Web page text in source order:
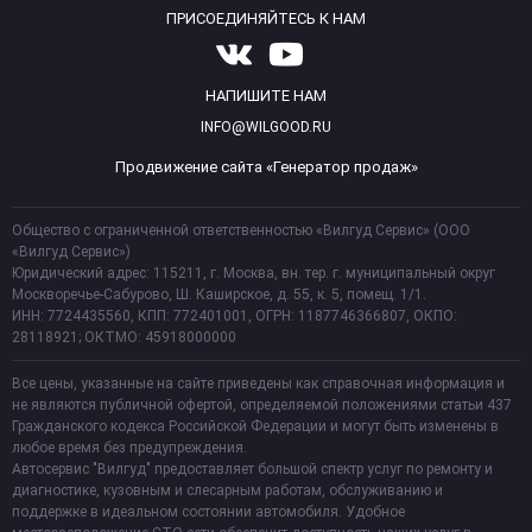
ПРИСОЕДИНЯЙТЕСЬ К НАМ
НАПИШИТЕ НАМ
INFO@WILGOOD.RU
Продвижение сайта «Генератор продаж»
Общество с ограниченной ответственностью «Вилгуд Сервис» (ООО
«Вилгуд Сервис»)
Юридический адрес: 115211, г. Москва, вн. тер. г. муниципальный округ
Москворечье-Сабурово, Ш. Каширское, д. 55, к. 5, помещ. 1/1.
ИНН: 7724435560, КПП: 772401001, ОГРН: 1187746366807, ОКПО:
28118921; ОКТМО: 45918000000
Все цены, указанные на сайте приведены как справочная информация и
не являются публичной офертой, определяемой положениями статьи 437
Гражданского кодекса Российской Федерации и могут быть изменены в
любое время без предупреждения.
Автосервис "Вилгуд" предоставляет большой спектр услуг по ремонту и
диагностике, кузовным и слесарным работам, обслуживанию и
поддержке в идеальном состоянии автомобиля. Удобное